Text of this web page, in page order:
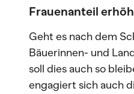
Frauenanteil
Geht es nach dem
Bäuerinnen- und
soll dies auch so
engagiert sich auch